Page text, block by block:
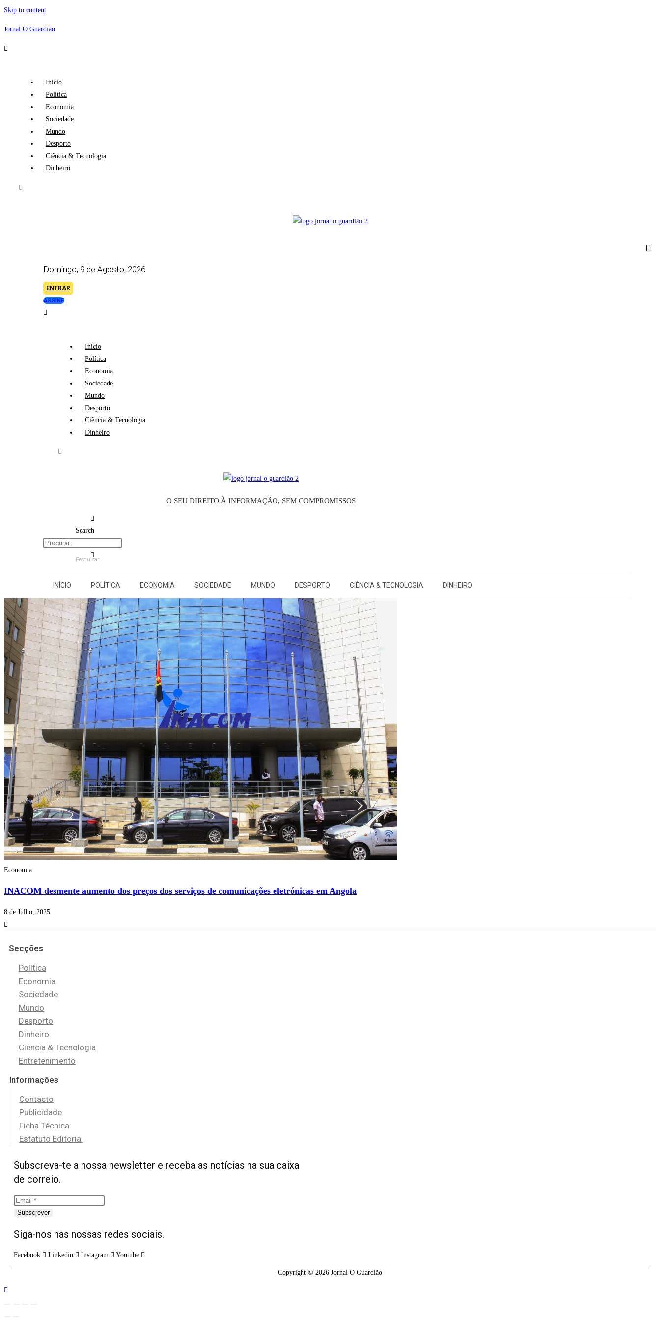
Skip to content
Jornal O Guardião
Início
Política
Economia
Sociedade
Mundo
Desporto
Ciência & Tecnologia
Dinheiro
Domingo, 9 de Agosto, 2026
ENTRAR
ASSINE
Início
Política
Economia
Sociedade
Mundo
Desporto
Ciência & Tecnologia
Dinheiro
O SEU DIREITO À INFORMAÇÃO, SEM COMPROMISSOS
Search
Pesquisar
INÍCIO POLÍTICA ECONOMIA SOCIEDADE MUNDO DESPORTO CIÊNCIA & TECNOLOGIA DINHEIRO
Economia
INACOM desmente aumento dos preços dos serviços de comunicações eletrónicas em Angola
8 de Julho, 2025
Secções
Política
Economia
Sociedade
Mundo
Desporto
Dinheiro
Ciência & Tecnologia
Entretenimento
Informações
Contacto
Publicidade
Ficha Técnica
Estatuto Editorial
Subscreva-te a nossa newsletter e receba as notícias na sua caixa
de correio.
Subscrever
Siga-nos nas nossas redes sociais.
Facebook Linkedin Instagram Youtube
Copyright © 2026 Jornal O Guardião